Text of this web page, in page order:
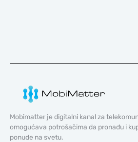
Mobimatter je digitalni kanal za
omogućava potrošačima da pronađu i
ponude na svetu.